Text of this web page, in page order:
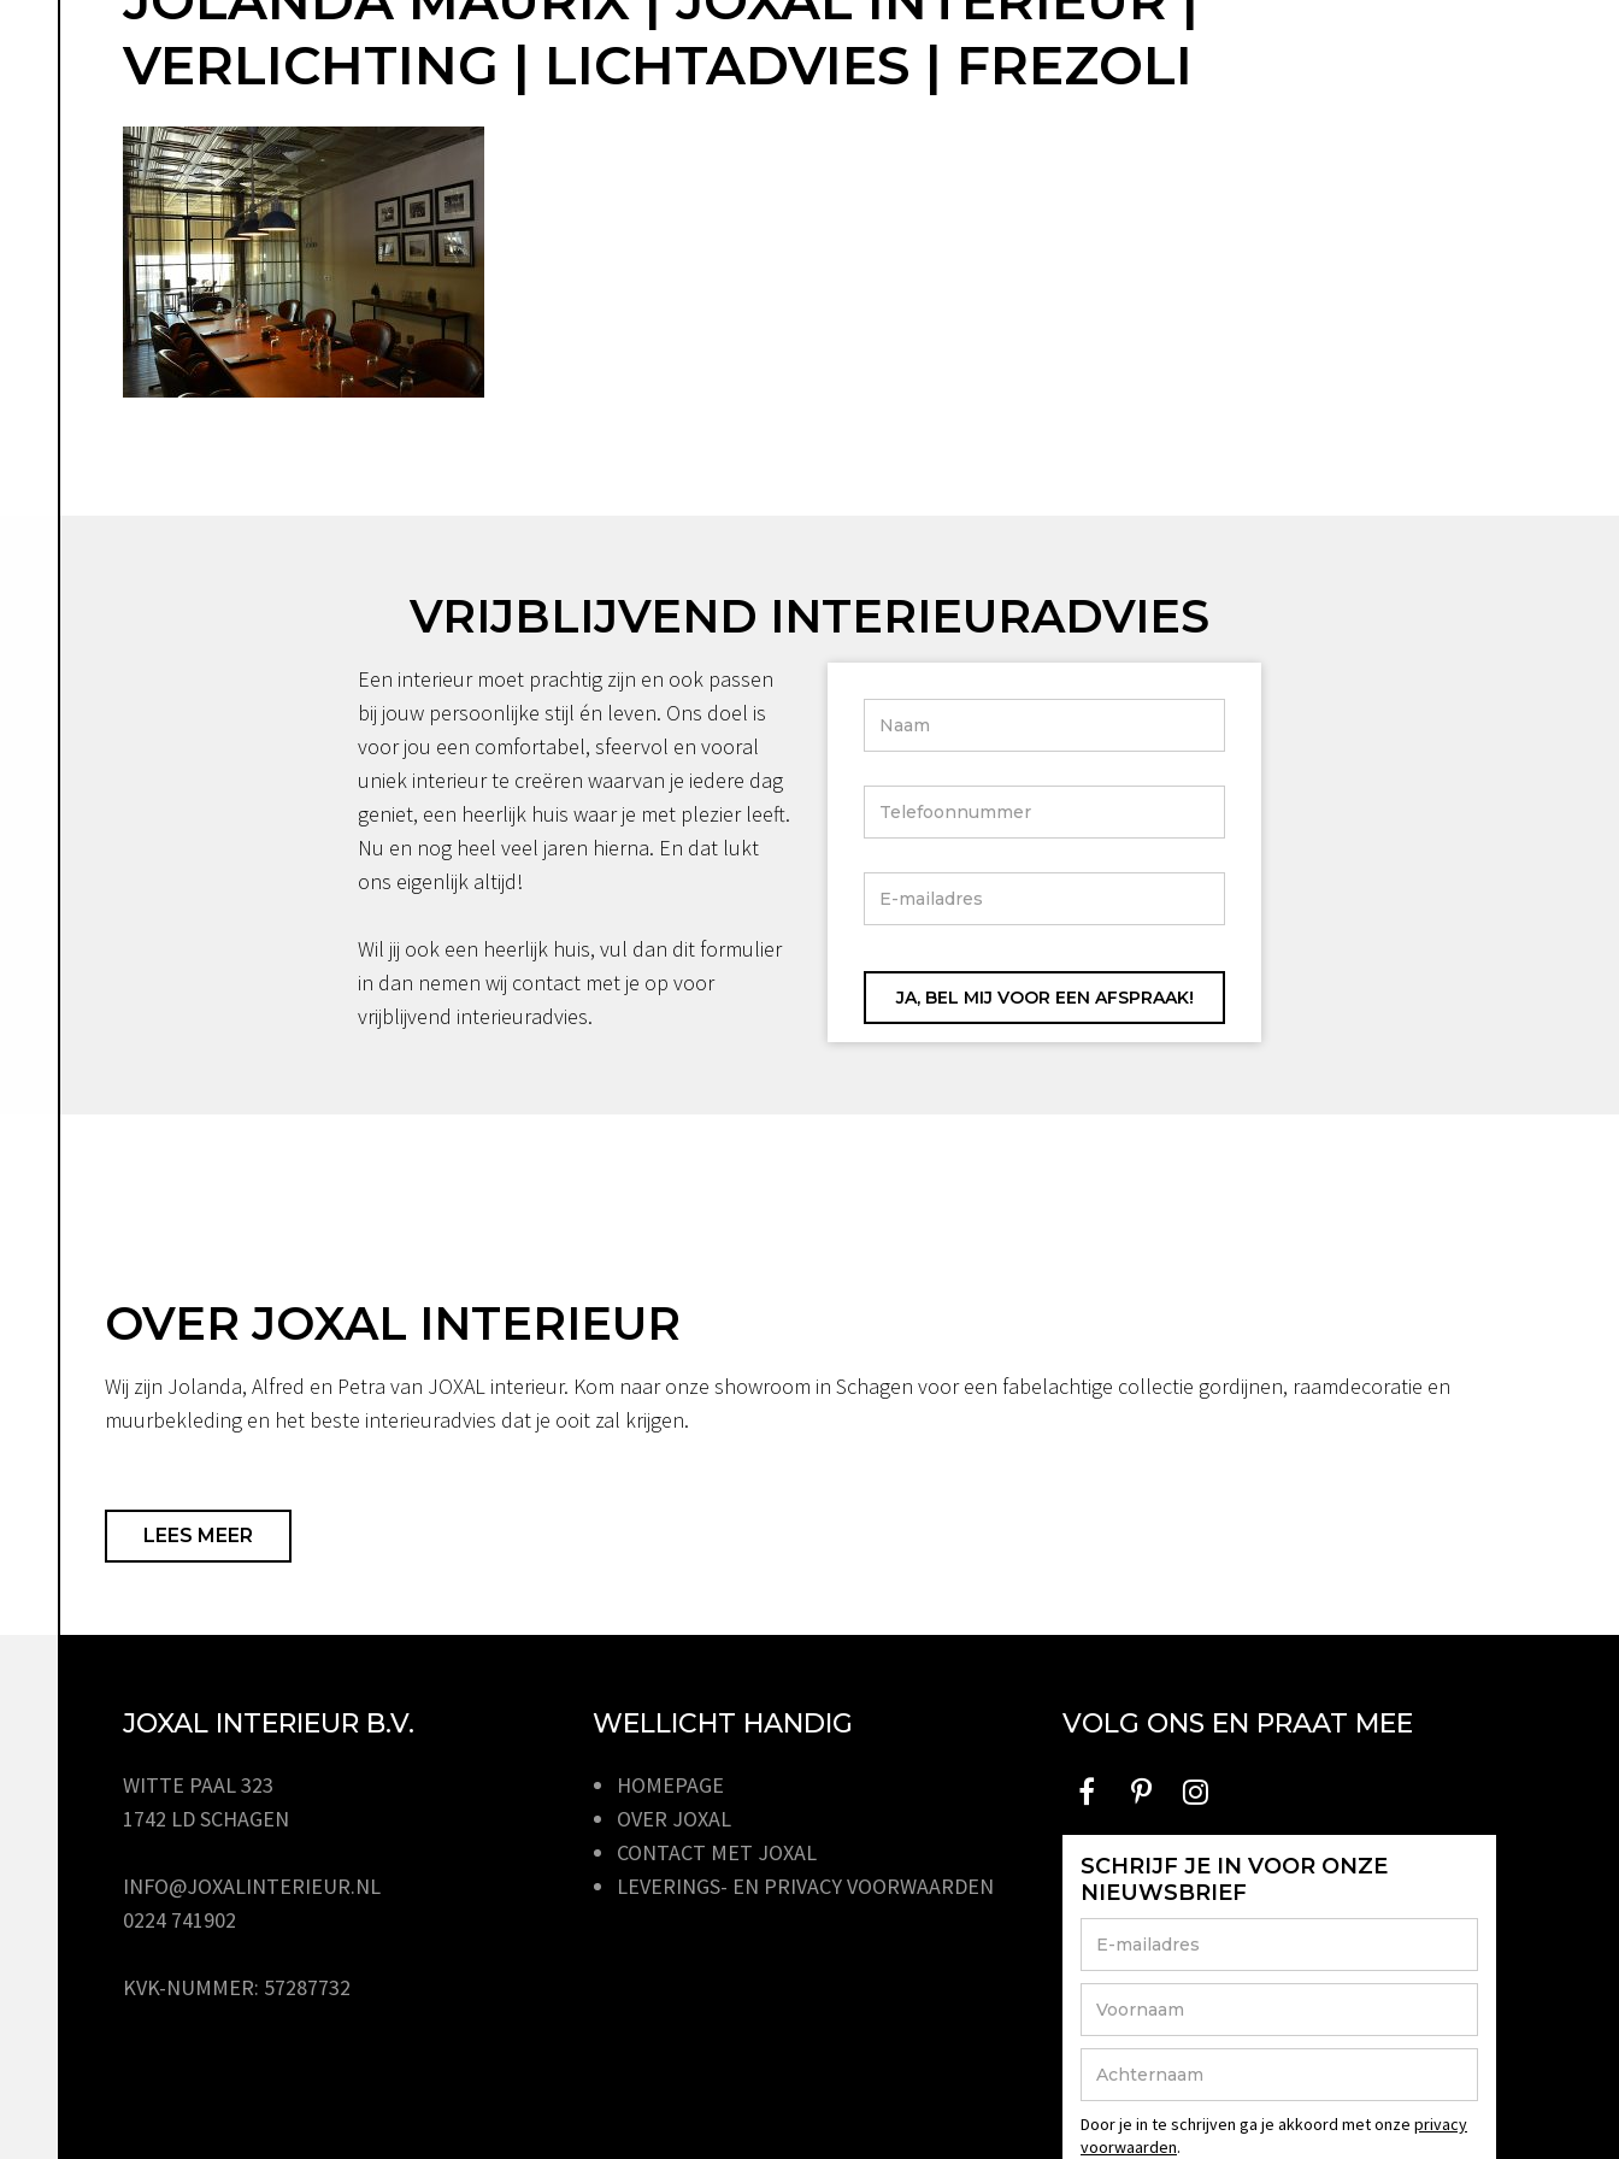
VERLICHTING | LICHTADVIES | FREZOLI
VRIJBLIJVEND INTERIEURADVIES
Een interieur moet prachtig zijn en ook passen
bij jouw persoonlijke stijl én leven. Ons doel is
voor jou een comfortabel, sfeervol en vooral
uniek interieur te creëren waarvan je iedere dag
geniet, een heerlijk huis waar je met plezier leeft.
Nu en nog heel veel jaren hierna. En dat lukt
ons eigenlijk altijd!
Wil jij ook een heerlijk huis, vul dan dit formulier
in dan nemen wij contact met je op voor
vrijblijvend interieuradvies.
OVER JOXAL INTERIEUR
Wij zijn Jolanda, Alfred en Petra van JOXAL interieur. Kom naar onze showroom in Schagen voor een fabelachtige collectie gordijnen, raamdecoratie en
muurbekleding en het beste interieuradvies dat je ooit zal krijgen.
LEES MEER
JOXAL INTERIEUR B.V.
WITTE PAAL 323
1742 LD SCHAGEN
INFO@JOXALINTERIEUR.NL
0224 741902
KVK-NUMMER: 57287732
WELLICHT HANDIG
HOMEPAGE
OVER JOXAL
CONTACT MET JOXAL
LEVERINGS- EN PRIVACY VOORWAARDEN
VOLG ONS EN PRAAT MEE
SCHRIJF JE IN VOOR ONZE
NIEUWSBRIEF
Door je in te schrijven ga je akkoord met onze privacy
voorwaarden.